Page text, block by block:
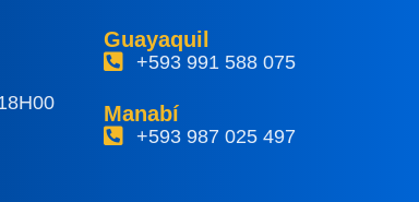
Guayaquil
+593 991 588 075
Manabí
+593 987 025 497